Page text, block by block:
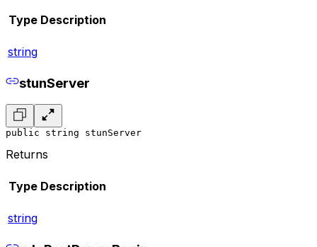
Type Description
string
stunServer
public string stunServer
Returns
Type Description
string